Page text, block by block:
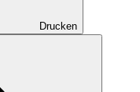
Drucken